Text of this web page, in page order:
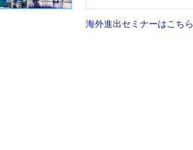
海外進出セミナーはこちら